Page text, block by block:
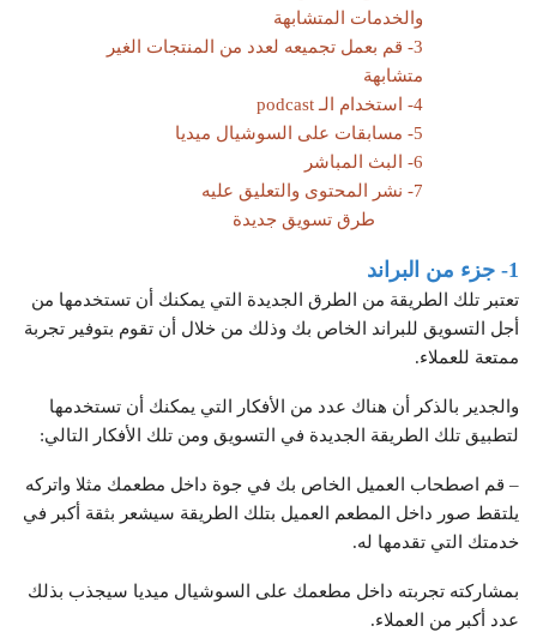
والخدمات المتشابهة
3- قم بعمل تجميعه لعدد من المنتجات الغير
متشابهة
4- استخدام الـ podcast
5- مسابقات على السوشيال ميديا
6- البث المباشر
7- نشر المحتوى والتعليق عليه
طرق تسويق جديدة
1- جزء من البراند
تعتبر تلك الطريقة من الطرق الجديدة التي يمكنك أن تستخدمها من
أجل التسويق للبراند الخاص بك وذلك من خلال أن تقوم بتوفير تجربة
ممتعة للعملاء.
والجدير بالذكر أن هناك عدد من الأفكار التي يمكنك أن تستخدمها
لتطبيق تلك الطريقة الجديدة في التسويق ومن تلك الأفكار التالي:
– قم اصطحاب العميل الخاص بك في جوة داخل مطعمك مثلا واتركه
يلتقط صور داخل المطعم العميل بتلك الطريقة سيشعر بثقة أكبر في
خدمتك التي تقدمها له.
بمشاركته تجربته داخل مطعمك على السوشيال ميديا سيجذب بذلك
عدد أكبر من العملاء.